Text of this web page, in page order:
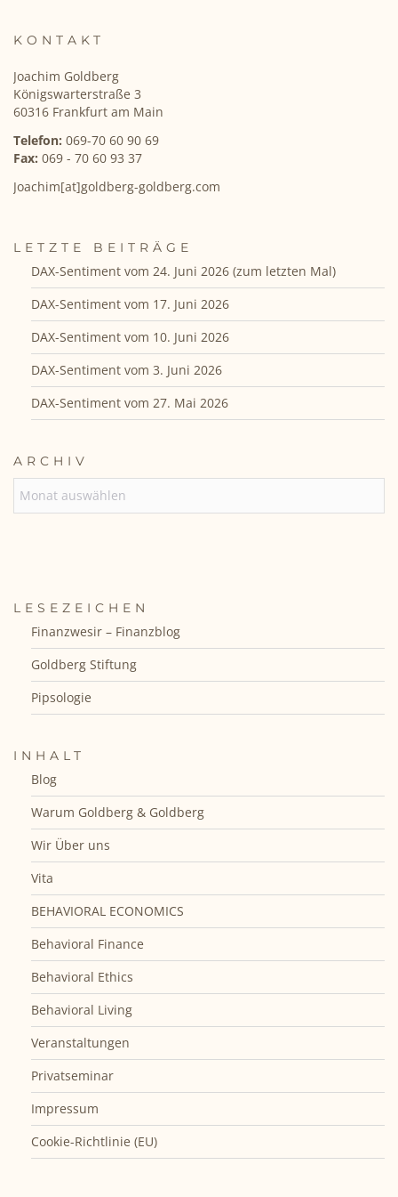
KONTAKT
Joachim Goldberg
Königswarterstraße 3
60316 Frankfurt am Main
Telefon: 069-70 60 90 69
Fax: 069 - 70 60 93 37
Joachim[at]goldberg-goldberg.com
LETZTE BEITRÄGE
DAX-Sentiment vom 24. Juni 2026 (zum letzten Mal)
DAX-Sentiment vom 17. Juni 2026
DAX-Sentiment vom 10. Juni 2026
DAX-Sentiment vom 3. Juni 2026
DAX-Sentiment vom 27. Mai 2026
ARCHIV
LESEZEICHEN
Finanzwesir – Finanzblog
Goldberg Stiftung
Pipsologie
INHALT
Blog
Warum Goldberg & Goldberg
Wir Über uns
Vita
BEHAVIORAL ECONOMICS
Behavioral Finance
Behavioral Ethics
Behavioral Living
Veranstaltungen
Privatseminar
Impressum
Cookie-Richtlinie (EU)